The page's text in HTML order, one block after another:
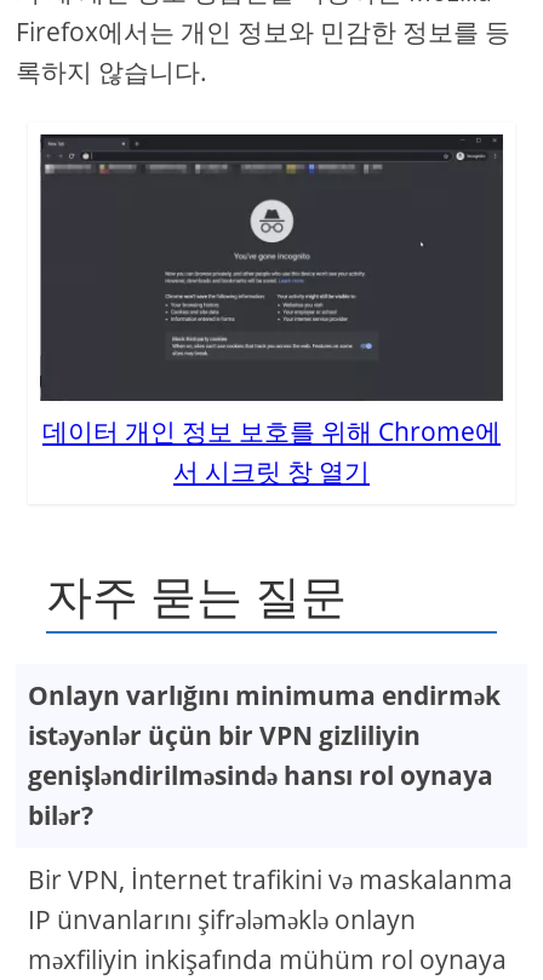
Firefox에서는 개인 정보와 민감한 정보를 등
록하지 않습니다.
데이터 개인 정보 보호를 위해 Chrome에
서 시크릿 창 열기
자주 묻는 질문
Onlayn varlığını minimuma endirmək
istəyənlər üçün bir VPN gizliliyin
genişləndirilməsində hansı rol oynaya
bilər?
Bir VPN, İnternet trafikini və maskalanma
IP ünvanlarını şifrələməklə onlayn
məxfiliyin inkişafında mühüm rol oynaya